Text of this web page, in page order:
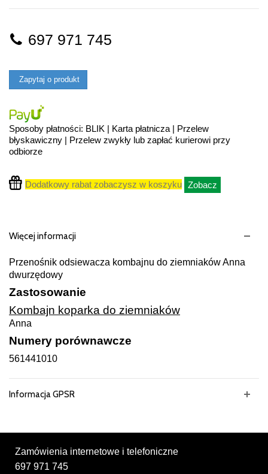
697 971 745
Zapytaj o produkt
Sposoby płatności: BLIK | Karta płatnicza | Przelew
błyskawiczny | Przelew zwykły lub zapłać kurierowi przy
odbiorze
Dodatkowy rabat zobaczysz w koszyku Zobacz
Więcej informacji
Przenośnik odsiewacza kombajnu do ziemniaków Anna
dwurzędowy
Zastosowanie
Kombajn koparka do ziemniaków
Anna
Numery porównawcze
561441010
Informacja GPSR
Zamówienia internetowe i telefoniczne
697 971 745